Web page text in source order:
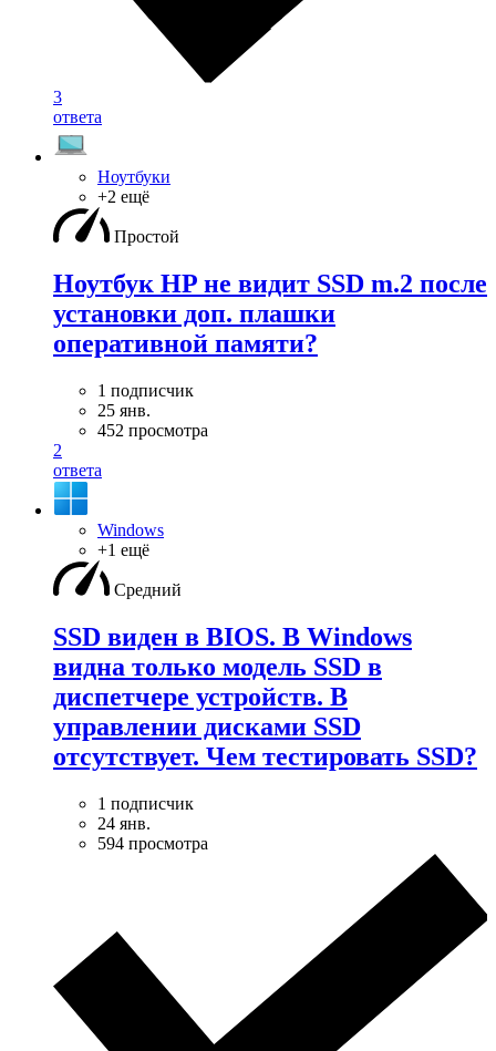
3
ответа
Ноутбуки
+2 ещё
Простой
Ноутбук HP не видит SSD m.2 после
установки доп. плашки
оперативной памяти?
1 подписчик
25 янв.
452 просмотра
2
ответа
Windows
+1 ещё
Средний
SSD виден в BIOS. В Windows
видна только модель SSD в
диспетчере устройств. В
управлении дисками SSD
отсутствует. Чем тестировать SSD?
1 подписчик
24 янв.
594 просмотра